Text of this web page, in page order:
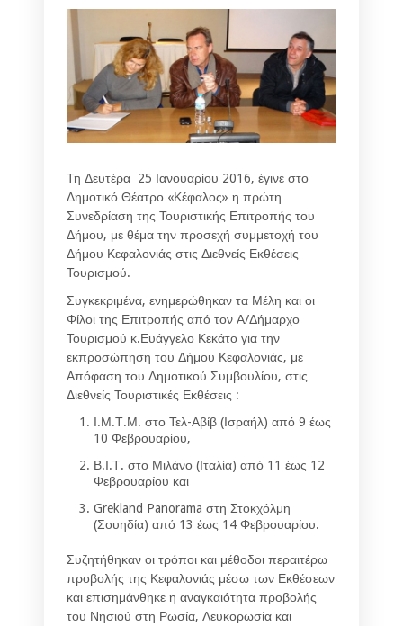
Τη Δευτέρα 25 Ιανουαρίου 2016, έγινε στο
Δημοτικό Θέατρο «Κέφαλος» η πρώτη
Συνεδρίαση της Τουριστικής Επιτροπής του
Δήμου, με θέμα την προσεχή συμμετοχή του
Δήμου Κεφαλονιάς στις Διεθνείς Εκθέσεις
Τουρισμού.
Συγκεκριμένα, ενημερώθηκαν τα Μέλη και οι
Φίλοι της Επιτροπής από τον Α/Δήμαρχο
Τουρισμού κ.Ευάγγελο Κεκάτο για την
εκπροσώπηση του Δήμου Κεφαλονιάς, με
Απόφαση του Δημοτικού Συμβουλίου, στις
Διεθνείς Τουριστικές Εκθέσεις :
Ι.Μ.Τ.Μ. στο Τελ-Αβίβ (Ισραήλ) από 9 έως
10 Φεβρουαρίου,
Β.Ι.Τ. στο Μιλάνο (Ιταλία) από 11 έως 12
Φεβρουαρίου και
Grekland Panorama στη Στοκχόλμη
(Σουηδία) από 13 έως 14 Φεβρουαρίου.
Συζητήθηκαν οι τρόποι και μέθοδοι περαιτέρω
προβολής της Κεφαλονιάς μέσω των Εκθέσεων
και επισημάνθηκε η αναγκαιότητα προβολής
του Νησιού στη Ρωσία, Λευκορωσία και